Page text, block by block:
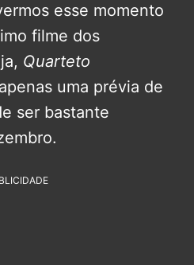
esse momento
filme dos
Quarteto
uma prévia de
ser bastante